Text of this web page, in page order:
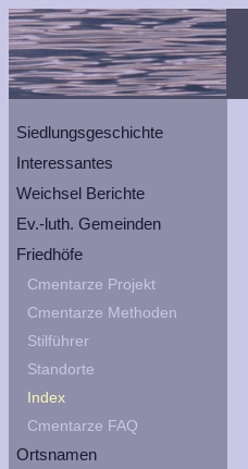
Siedlungsgeschichte
Interessantes
Weichsel Berichte
Ev.-luth. Gemeinden
Friedhöfe
Cmentarze Projekt
Cmentarze Methoden
Stilführer
Standorte
Index
Cmentarze FAQ
Ortsnamen